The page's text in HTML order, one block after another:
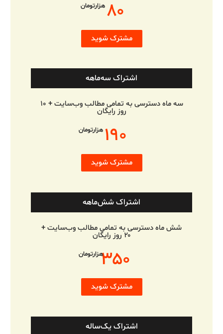
۸۰ هزارتومان
مشترک شوید
اشتراک سه‌ماهه
سه ماه دسترسی به تمامی مطالب وب‌سایت + ۱۰
روز رایگان
۱۹۰ هزارتومان
مشترک شوید
اشتراک شش‌ماهه
شش ماه دسترسی به تمامی مطالب وب‌سایت +
۲۰ روز رایگان
۳۵۰هزارتومان
مشترک شوید
اشتراک یک‌ساله